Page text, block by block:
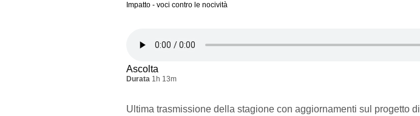
Impatto - voci contro le nocività
Ascolta
Durata 1h 13m
Ultima trasmissione della stagione con aggiornamenti sul progetto di